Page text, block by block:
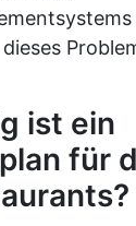
ist ein
für